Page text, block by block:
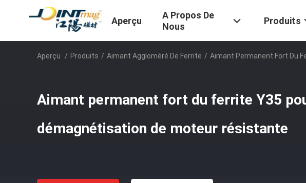
Aperçu
A Propos De
Nous
Produits
Aperçu / Produits / Aimant Aggloméré De Ferrite / Aimant Permanent Fort Du
Aimant permanent fort du ferrite Y35
démagnétisation de moteur résistante